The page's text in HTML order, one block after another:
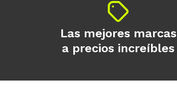
Las mejores marcas
a precios increíbles